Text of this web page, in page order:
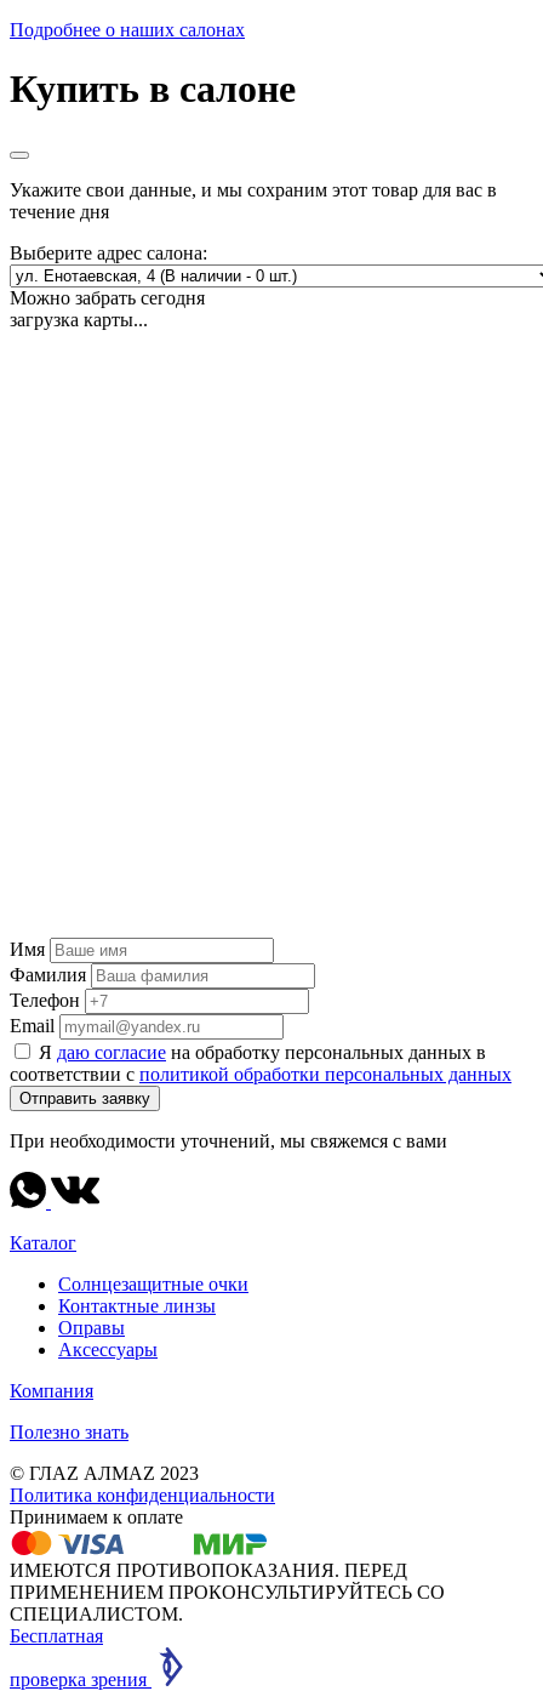
Подробнее о наших салонах
Купить в салоне
Укажите свои данные, и мы сохраним этот товар для вас в
течение дня
Выберите адрес салона:
Можно забрать сегодня
загрузка карты...
Имя
Фамилия
Телефон
Email
Я даю согласие на обработку персональных данных в
соответствии с политикой обработки персональных данных
Отправить заявку
При необходимости уточнений, мы свяжемся с вами
Каталог
Солнцезащитные очки
Контактные линзы
Оправы
Аксессуары
Компания
Полезно знать
© ГЛАZ АЛМАZ 2023
Политика конфиденциальности
Принимаем к оплате
ИМЕЮТСЯ ПРОТИВОПОКАЗАНИЯ. ПЕРЕД
ПРИМЕНЕНИЕМ ПРОКОНСУЛЬТИРУЙТЕСЬ СО
СПЕЦИАЛИСТОМ.
Бесплатная
проверка зрения